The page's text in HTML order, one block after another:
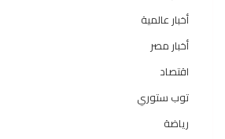
أخبار عالمية
أخبار مصر
اقتصاد
توب ستوري
رياضة